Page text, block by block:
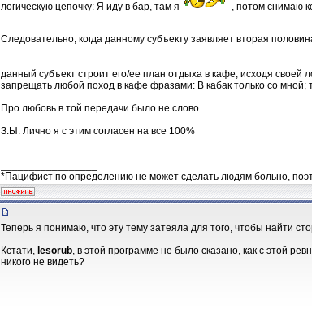
логическую цепочку: Я иду в бар, там я , потом снимаю
Следовательно, когда данному субъекту заявляет вторая
данный субъект строит его/ее план отдыха в кафе, исходя своей
запрещать любой поход в кафе фразами: В кабак только со мной;
Про любовь в той передачи было не слово…
З.Ы. Лично я с этим согласен на все 100%
*Пацифист по определению не может сделать людям больно,
Теперь я понимаю, что эту тему затеяла для того, чтобы найти
Кстати, lesorub, в этой программе не было сказано, как с этой
никого не видеть?